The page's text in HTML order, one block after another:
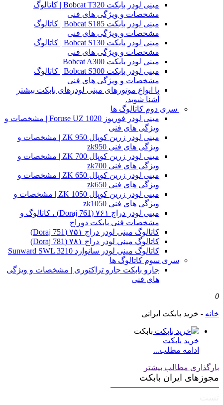
مینی لودر بابکت Bobcat T320 | کاتالوگ
مشخصات و ویژگی های فنی
مینی لودر بابکت Bobcat S185 | کاتالوگ
مشخصات و ویژگی های فنی
مینی لودر بابکت Bobcat S130 | کاتالوگ
مشخصات و ویژگی های فنی
مینی لودر بابکت Bobcat A300
مینی لودر بابکت Bobcat S300 | کاتالوگ
مشخصات و ویژگی های فنی
با انواع موتورهای مینی لودرهای بابکت بیشتر
آشنا شوید.
سری دوم کاتالوگ ها
مینی لودر فوریوز Foruse UZ 1020 | مشخصات و
ویژگی های فنی
مینی لودر زرین کوپال ZK 950 | مشخصات و
ویژگی های فنی zk950
مینی لودر زرین کوپال ZK 700 | مشخصات و
ویژگی های فنی zk700
مینی لودر زرین کوپال ZK 650 | مشخصات و
ویژگی های فنی zk650
مینی لودر زرین کوپال ZK 1050 | مشخصات و
ویژگی های فنی zk1050
مینی لودر دراج ۷۶۱ (Doraj 761) ، کاتالوگ و
مشخصات فنی بابکت دوراج
کاتالوگ مینی لودر دراج ۷۵۱ (Doraj 751)
کاتالوگ مینی لودر دراج ۷۸۱ (Doraj 781)
کاتالوگ مینی لودر سانوارد Sunward SWL 3210
سری سوم کاتالوگ ها
جارو بابکت جارو تراکتوری | مشخصات و ویژگی
های فنی
0
خانه - خرید بابکت ایرانی
بابکت
خرید بابکت
ادامه مطلب...
بارگذاری مطالب بیشتر
مجوزهای ایران بابکت